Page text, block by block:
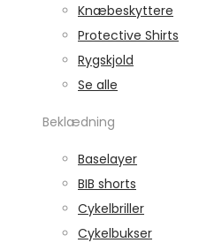
Knæbeskyttere
Protective Shirts
Rygskjold
Se alle
Beklædning
Baselayer
BIB shorts
Cykelbriller
Cykelbukser